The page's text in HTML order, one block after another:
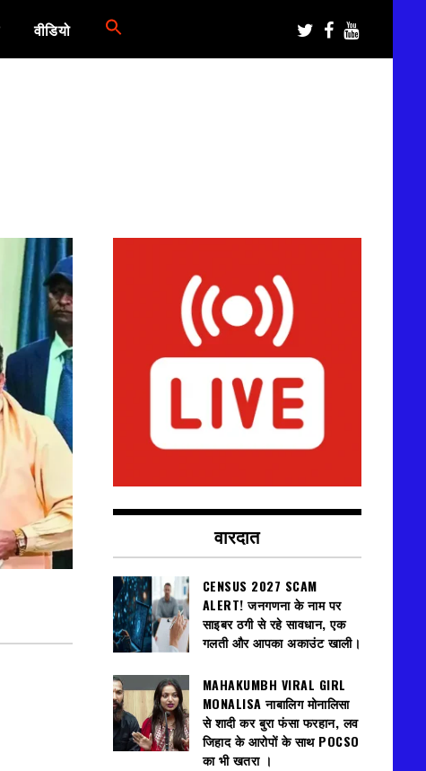
वीडियो
वारदात
CENSUS 2027 SCAM
ALERT! जनगणना के नाम पर
साइबर ठगी से रहे सावधान, एक
गलती और आपका अकाउंट खाली।
MAHAKUMBH VIRAL GIRL
MONALISA नाबालिग मोनालिसा
से शादी कर बुरा फंसा फरहान, लव
जिहाद के आरोपों के साथ POCSO
का भी खतरा ।